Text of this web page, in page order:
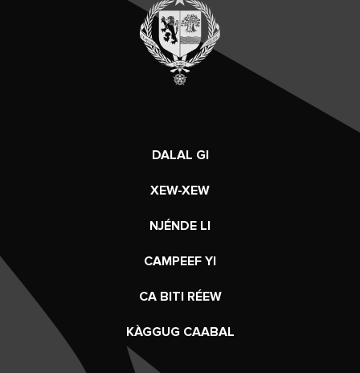
DALAL GI
XEW-XEW
NJÉNDE LI
CAMPEEF YI
CA BITI RÉEW
KÀGGUG CAABAL